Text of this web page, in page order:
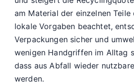
am Material der einzelnen
lokale Vorgaben beachtet,
Verpackungen sicher und
wenigen Handgriffen im Alltag
dass aus Abfall wieder
werden.